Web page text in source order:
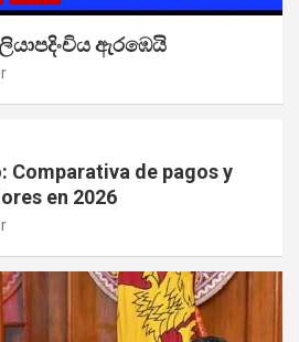
ඇරඹෙයි
Comparativa de pagos y
en 2026